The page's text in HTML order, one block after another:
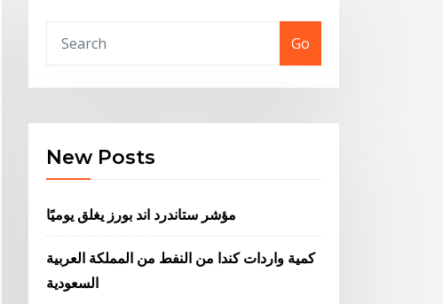
Go
New Posts
مؤشر ستاندرد اند بورز يغلق يوميًا
كمية واردات كندا من النفط من المملكة العربية
السعودية